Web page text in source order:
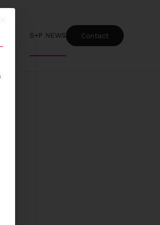
S+P NEWS Contact
Mit diesem Button wird der Dialog
eine Einwilligung erteilt werden